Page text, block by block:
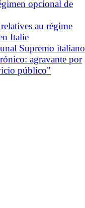
opcional de
au régime
Italie
Supremo italiano
agravante por
público"